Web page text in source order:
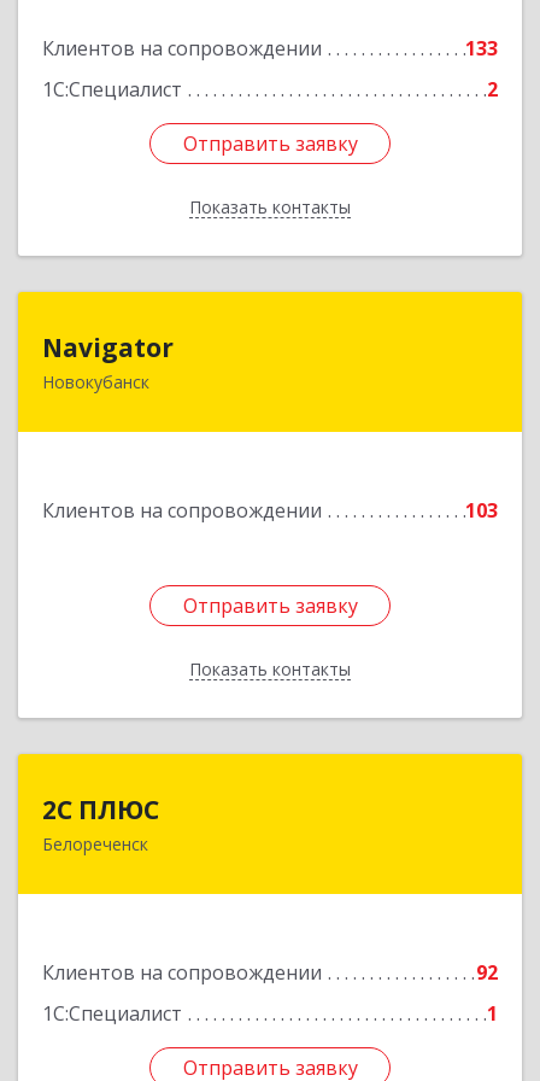
Клиентов на сопровождении
133
1С:Специалист
2
Отправить заявку
Показать контакты
Отправить заявку
Назад
Navigator
Новокубанск
Клиентов на сопровождении 103
Отправить заявку
Показать контакты
352240, Краснодарский край, Новокубанск г,
Отправить заявку
Назад
2С ПЛЮС
Белореченск
Клиентов на сопровождении
92
1С:Специалист
1
Отправить заявку
352630, Краснодарский край, Белореченский р-
Отправить заявку